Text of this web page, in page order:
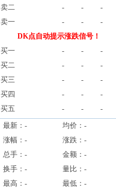
卖二
- -
-
卖一
- -
-
DK点自动提示涨跌信号！
买一
- -
-
买二
- -
-
买三
- -
-
买四
- -
-
买五
- -
-
最新： - 均价： -
涨幅： - 涨跌： -
总手： - 金额： -
换手： - 量比： -
最高： - 最低： -